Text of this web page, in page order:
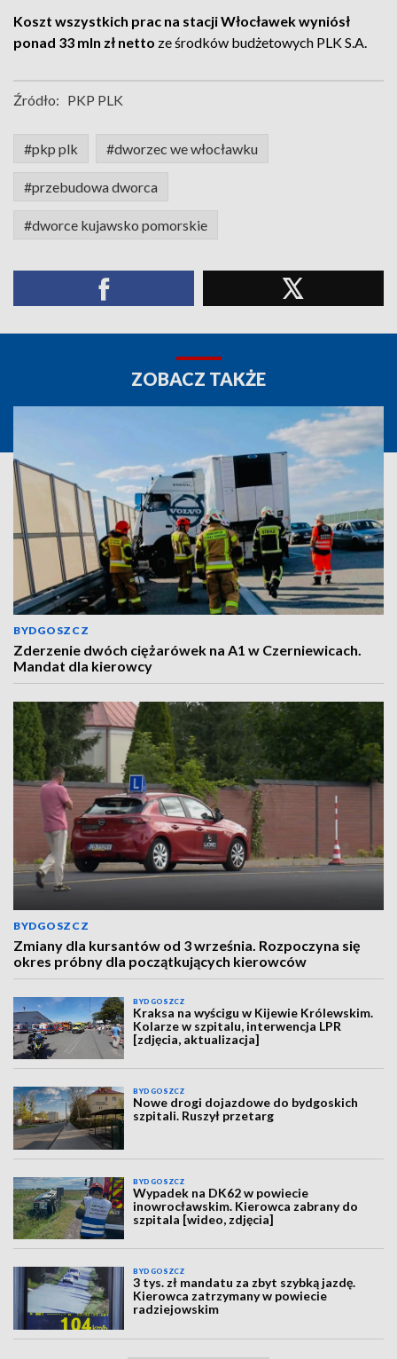
Koszt wszystkich prac na stacji Włocławek wyniósł
ponad 33 mln zł netto ze środków budżetowych PLK S.A.
Źródło: PKP PLK
#pkp plk #dworzec we włocławku
#przebudowa dworca
#dworce kujawsko pomorskie
ZOBACZ TAKŻE
BYDGOSZCZ
Zderzenie dwóch ciężarówek na A1 w Czerniewicach.
Mandat dla kierowcy
BYDGOSZCZ
Zmiany dla kursantów od 3 września. Rozpoczyna się
okres próbny dla początkujących kierowców
BYDGOSZCZ
Kraksa na wyścigu w Kijewie Królewskim.
Kolarze w szpitalu, interwencja LPR
[zdjęcia, aktualizacja]
BYDGOSZCZ
Nowe drogi dojazdowe do bydgoskich
szpitali. Ruszył przetarg
BYDGOSZCZ
Wypadek na DK62 w powiecie
inowrocławskim. Kierowca zabrany do
szpitala [wideo, zdjęcia]
BYDGOSZCZ
3 tys. zł mandatu za zbyt szybką jazdę.
Kierowca zatrzymany w powiecie
radziejowskim